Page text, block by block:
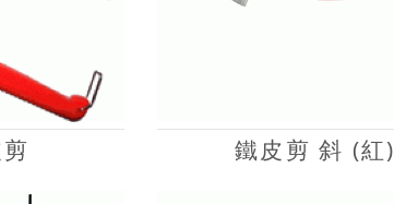
鐵皮剪 斜 (紅)